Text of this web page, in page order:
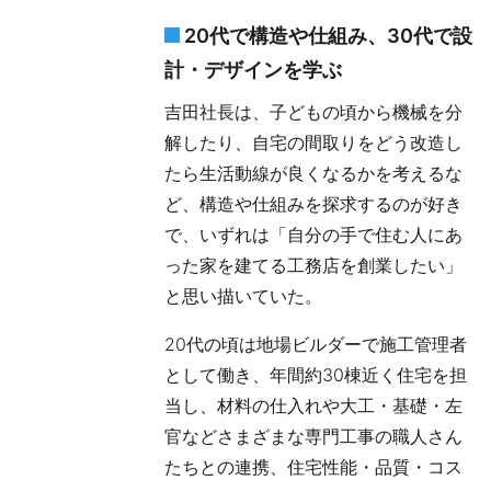
20代で構造や仕組み、30代で設
計・デザインを学ぶ
吉田社長は、子どもの頃から機械を分
解したり、自宅の間取りをどう改造し
たら生活動線が良くなるかを考えるな
ど、構造や仕組みを探求するのが好き
で、いずれは「自分の手で住む人にあ
った家を建てる工務店を創業したい」
と思い描いていた。
20代の頃は地場ビルダーで施工管理者
として働き、年間約30棟近く住宅を担
当し、材料の仕入れや大工・基礎・左
官などさまざまな専門工事の職人さん
たちとの連携、住宅性能・品質・コス